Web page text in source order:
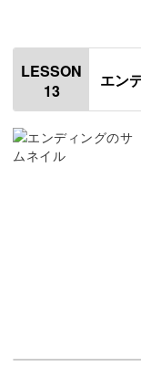
返し口をとじる
マルシェの持ち
折りたたみの
LESSON
13
エン